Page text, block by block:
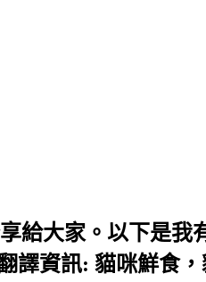
給大家。以下是我
譯資訊: 貓咪鮮食